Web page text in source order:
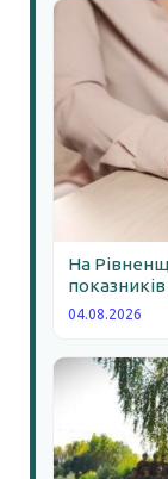
На
04.08.2026